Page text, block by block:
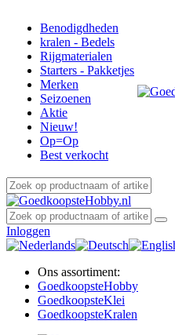
Benodigdheden
kralen - Bedels
Rijgmaterialen
Starters - Pakketjes
Merken
Seizoenen
Aktie
Nieuw!
Op=Op
Best verkocht
Inloggen
Ons assortiment:
GoedkoopsteHobby
GoedkoopsteKlei
GoedkoopsteKralen